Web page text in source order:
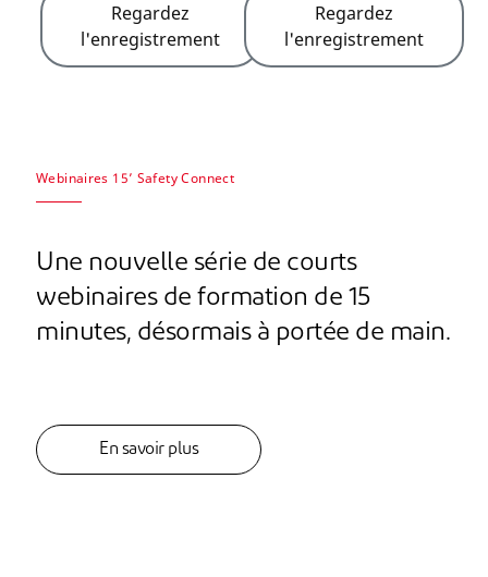
Regardez
l'enregistrement
Regardez
l'enregistrement
Webinaires 15’ Safety Connect
Une nouvelle série de courts
webinaires de formation de 15
minutes, désormais à portée de main.
En savoir plus